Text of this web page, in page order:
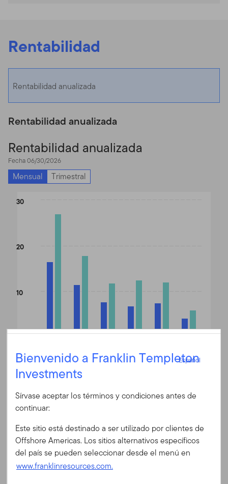
Iniciar sesión
ID de usuario
Contraseña
Rentabilidad
Rentabilidad anualizada
Rentabilidad anualizada
Rentabilidad anualizada
Fecha 06/30/2026
Mensual
Trimestral
Bar chart with 2 data series.
3 años 5 años10 años 15 años
Desde lanzamiento
10
20
30
End of interactive chart.
Fecha 06/30/2026
Divisa
1 año
Bienvenido a Franklin Templeton
Investments
Español
Sírvase aceptar los términos y condiciones antes de
continuar:
Este sitio está destinado a ser utilizado por clientes de
Offshore Americas. Los sitios alternativos específicos
del país se pueden seleccionar desde el menú en
www.franklinresources.com.